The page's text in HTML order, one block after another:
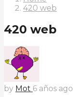
420 web
420 web
by Mot 6 años ago